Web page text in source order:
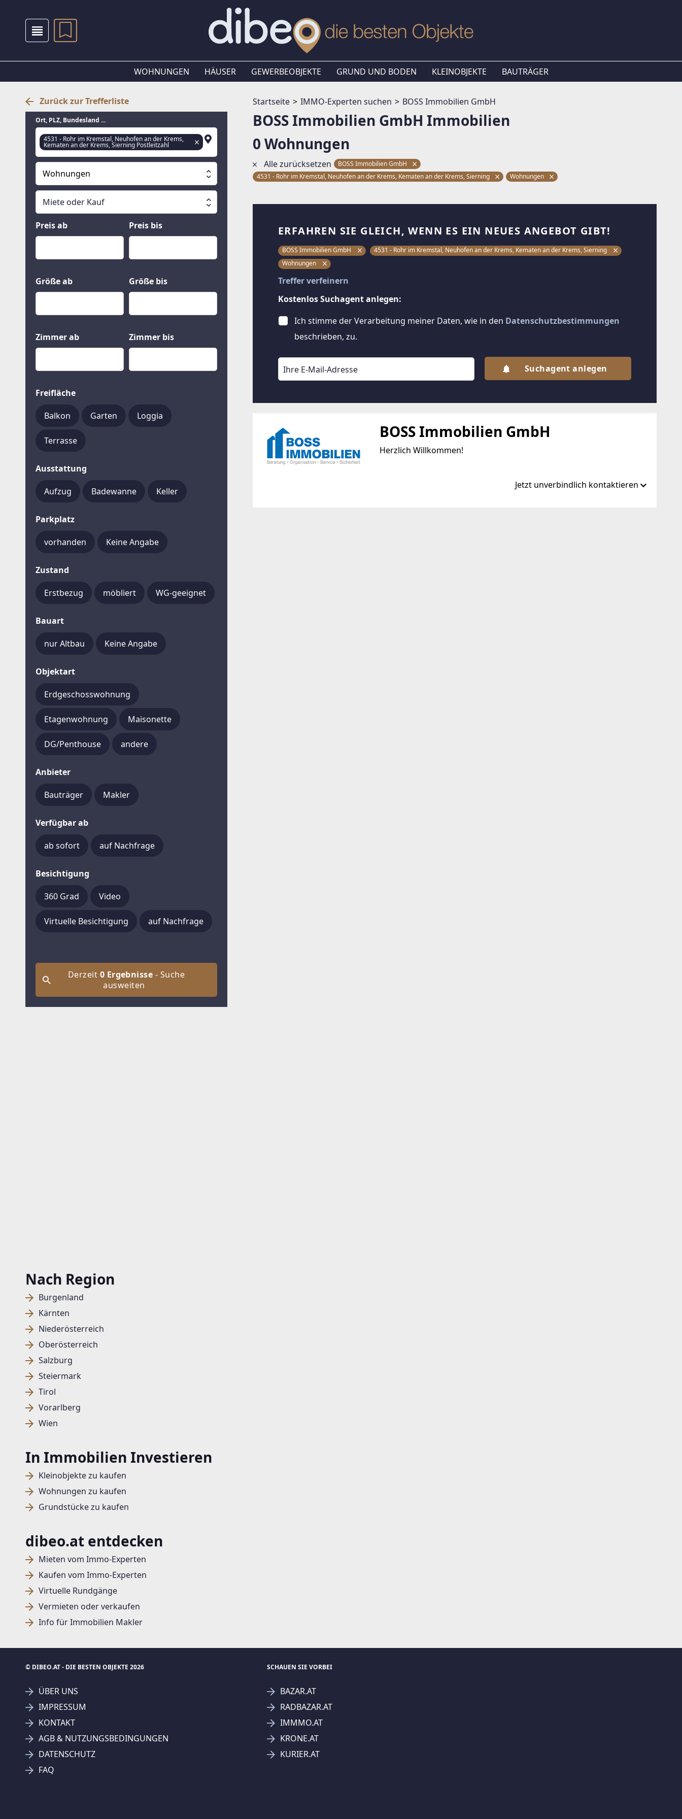
WOHNUNGEN HÄUSER GEWERBEOBJEKTE GRUND UND BODEN KLEINOBJEKTE BAUTRÄGER
Zurück zur Trefferliste
Ort, PLZ, Bundesland ...
4531 - Rohr im Kremstal, Neuhofen an der Krems,
Kematen an der Krems, Sierning Postleitzahl
Suche läuft
Wohnungen
Alle Immobilien
Häuser
Grund und Boden
Miete oder Kauf
Miete oder Kauf
Kauf
Preis ab Preis bis
Größe ab Größe bis
Zimmer ab Zimmer bis
Freifläche
Balkon Garten Loggia
Terrasse
Ausstattung
Aufzug Badewanne Keller
Parkplatz
vorhanden Keine Angabe
Zustand
Erstbezug möbliert WG-geeignet
Bauart
nur Altbau Keine Angabe
Objektart
Erdgeschosswohnung
Etagenwohnung Maisonette
DG/Penthouse andere
Anbieter
Bauträger Makler
Verfügbar ab
ab sofort auf Nachfrage
Besichtigung
360 Grad Video
Virtuelle Besichtigung auf Nachfrage
Derzeit 0 Ergebnisse - Suche
ausweiten
Nach Region
Burgenland
Kärnten
Niederösterreich
Oberösterreich
Salzburg
Steiermark
Tirol
Vorarlberg
Wien
In Immobilien Investieren
Kleinobjekte zu kaufen
Wohnungen zu kaufen
Grundstücke zu kaufen
dibeo.at entdecken
Mieten vom Immo-Experten
Kaufen vom Immo-Experten
Virtuelle Rundgänge
Vermieten oder verkaufen
Info für Immobilien Makler
Startseite IMMO-Experten suchen BOSS Immobilien GmbH
BOSS Immobilien GmbH Immobilien
0 Wohnungen
Alle zurücksetzen
BOSS Immobilien GmbH
4531 - Rohr im Kremstal, Neuhofen an der Krems, Kematen an der Krems, Sierning
Wohnungen
ERFAHREN SIE GLEICH, WENN ES EIN NEUES ANGEBOT GIBT!
BOSS Immobilien GmbH
4531 - Rohr im Kremstal, Neuhofen an der Krems, Kematen an der Krems, Sierning
Wohnungen
Treffer verfeinern
Kostenlos Suchagent anlegen:
Ich stimme der Verarbeitung meiner Daten, wie in den Datenschutzbestimmungen
beschrieben, zu.
Suchagent anlegen
BOSS Immobilien GmbH
Herzlich Willkommen!
Jetzt unverbindlich kontaktieren
© DIBEO.AT - DIE BESTEN OBJEKTE 2026
ÜBER UNS
IMPRESSUM
KONTAKT
AGB & NUTZUNGSBEDINGUNGEN
DATENSCHUTZ
FAQ
SCHAUEN SIE VORBEI
BAZAR.AT
RADBAZAR.AT
IMMMO.AT
KRONE.AT
KURIER.AT